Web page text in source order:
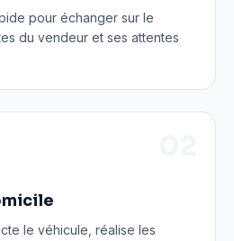
pour échanger sur le
du vendeur et ses attentes
le véhicule, réalise les